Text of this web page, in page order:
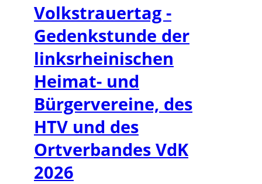
Volkstrauertag -
Gedenkstunde der
linksrheinischen
Heimat- und
Bürgervereine, des
HTV und des
Ortverbandes VdK
2026